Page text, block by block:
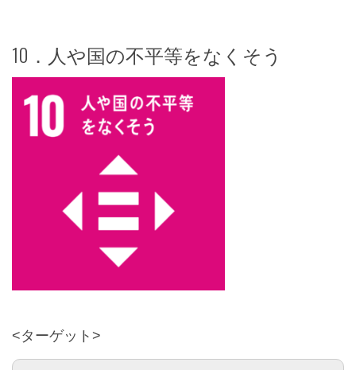
10．人や国の不平等をなくそう
<ターゲット>